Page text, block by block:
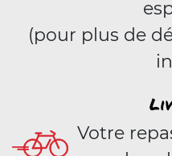
(pour plus de
Votre